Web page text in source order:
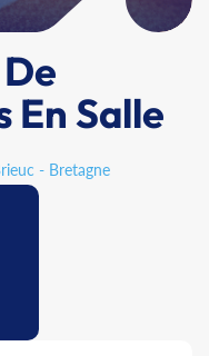
En Salle
- Bretagne